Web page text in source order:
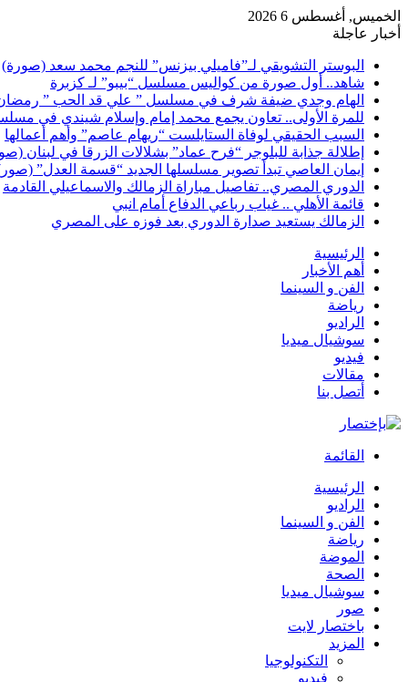
الخميس, أغسطس 6 2026
أخبار عاجلة
البوستر التشويقي لـ”فاميلي بيزنس” للنجم محمد سعد (صورة)
شاهد.. أول صورة من كواليس مسلسل “بيبو” لـ كزبرة
الهام وجدي ضيفة شرف في مسلسل ” علي قد الحب ” رمضان
للمرة الأولى.. تعاون يجمع محمد إمام وإسلام شيندي في
السبب الحقيقي لوفاة الستايلست “ريهام عاصم” وأهم أعمالها
إطلالة جذابة للبلوجر “فرح عماد” بشلالات الزرقا في لبنان
إيمان العاصي تبدأ تصوير مسلسلها الجديد “قسمة العدل”
الدوري المصري.. تفاصيل مباراة الزمالك والاسماعيلي القادمة
قائمة الأهلي .. غياب رباعي الدفاع أمام انبي
الزمالك يستعيد صدارة الدوري بعد فوزه على المصري
الرئيسية
أهم الأخبار
الفن و السينما
رياضة
الراديو
سوشيال ميديا
فيديو
مقالات
أتصل بنا
القائمة
الرئيسية
الراديو
الفن و السينما
رياضة
الموضة
الصحة
سوشيال ميديا
صور
باختصار لايت
المزيد
التكنولوجيا
فيديو